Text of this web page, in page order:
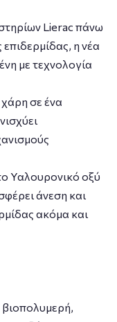
Lierac πάνω
η νέα
με τεχνολογία
σε ένα
Υαλουρονικό οξύ
άνεση και
ακόμα και